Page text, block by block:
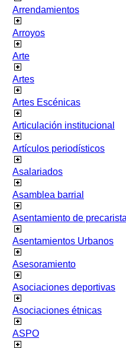
Arrendamientos
Arroyos
Arte
Artes
Artes Escénicas
Articulación institucional
Artículos periodísticos
Asalariados
Asamblea barrial
Asentamiento de
Asentamientos Urbanos
Asesoramiento
Asociaciones deportivas
Asociaciones étnicas
ASPO